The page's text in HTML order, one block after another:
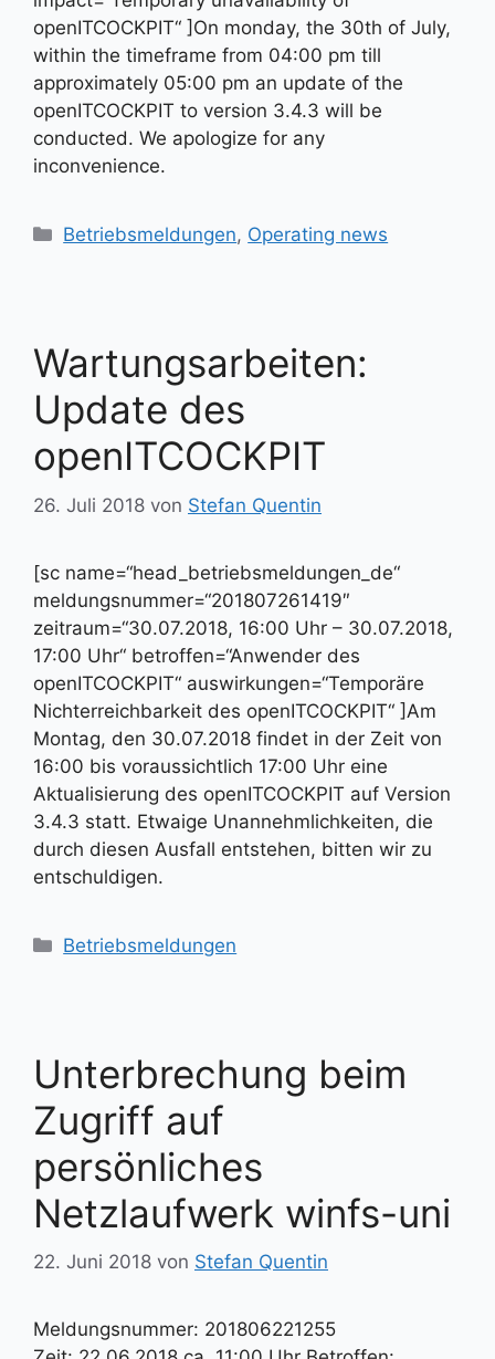
openITCOCKPIT“ ]On monday, the 30th of July,
within the timeframe from 04:00 pm till
approximately 05:00 pm an update of the
openITCOCKPIT to version 3.4.3 will be
conducted. We apologize for any
inconvenience.
Kategorien
Betriebsmeldungen, Operating news
Wartungsarbeiten:
Update des
openITCOCKPIT
26. Juli 2018 von Stefan Quentin
[sc name=“head_betriebsmeldungen_de“
meldungsnummer=“201807261419″
zeitraum=“30.07.2018, 16:00 Uhr – 30.07.2018,
17:00 Uhr“ betroffen=“Anwender des
openITCOCKPIT“ auswirkungen=“Temporäre
Nichterreichbarkeit des openITCOCKPIT“ ]Am
Montag, den 30.07.2018 findet in der Zeit von
16:00 bis voraussichtlich 17:00 Uhr eine
Aktualisierung des openITCOCKPIT auf Version
3.4.3 statt. Etwaige Unannehmlichkeiten, die
durch diesen Ausfall entstehen, bitten wir zu
entschuldigen.
Kategorien
Betriebsmeldungen
Unterbrechung beim
Zugriff auf
persönliches
Netzlaufwerk winfs-uni
22. Juni 2018 von Stefan Quentin
Meldungsnummer: 201806221255